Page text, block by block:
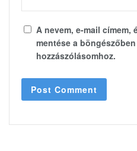
A nevem, e-mail címem,
mentése a
hozzászólásomhoz.